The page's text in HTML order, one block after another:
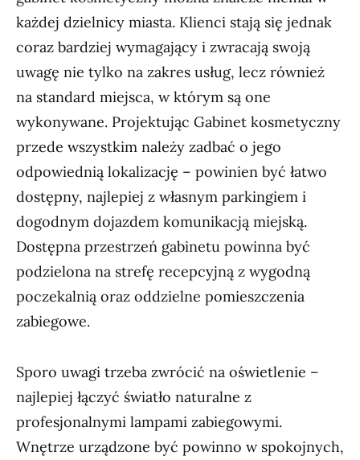
każdej dzielnicy miasta. Klienci stają się jednak
coraz bardziej wymagający i zwracają swoją
uwagę nie tylko na zakres usług, lecz również
na standard miejsca, w którym są one
wykonywane. Projektując Gabinet kosmetyczny
przede wszystkim należy zadbać o jego
odpowiednią lokalizację – powinien być łatwo
dostępny, najlepiej z własnym parkingiem i
dogodnym dojazdem komunikacją miejską.
Dostępna przestrzeń gabinetu powinna być
podzielona na strefę recepcyjną z wygodną
poczekalnią oraz oddzielne pomieszczenia
zabiegowe.
Sporo uwagi trzeba zwrócić na oświetlenie –
najlepiej łączyć światło naturalne z
profesjonalnymi lampami zabiegowymi.
Wnętrze urządzone być powinno w spokojnych,